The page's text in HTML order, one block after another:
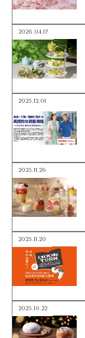
2026.04.17
2025.12.01
2025.11.26
2025.11.20
2025.10.22